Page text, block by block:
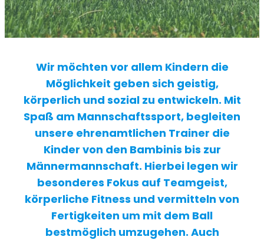
Wir möchten vor allem Kindern die
Möglichkeit geben sich geistig,
körperlich und sozial zu entwickeln. Mit
Spaß am Mannschaftssport, begleiten
unsere ehrenamtlichen Trainer die
Kinder von den Bambinis bis zur
Männermannschaft. Hierbei legen wir
besonderes Fokus auf Teamgeist,
körperliche Fitness und vermitteln von
Fertigkeiten um mit dem Ball
bestmöglich umzugehen. Auch